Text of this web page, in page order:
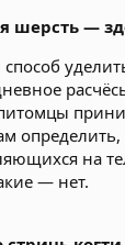
шерсть —
на
— нет.